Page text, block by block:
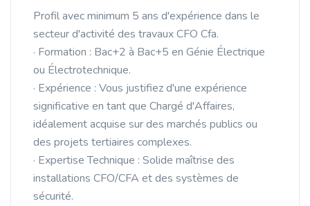
Profil avec minimum 5 ans d'expérience dans le
secteur d'activité des travaux CFO Cfa.
· Formation : Bac+2 à Bac+5 en Génie Électrique
ou Électrotechnique.
· Expérience : Vous justifiez d'une expérience
significative en tant que Chargé d'Affaires,
idéalement acquise sur des marchés publics ou
des projets tertiaires complexes.
· Expertise Technique : Solide maîtrise des
installations CFO/CFA et des systèmes de
sécurité.